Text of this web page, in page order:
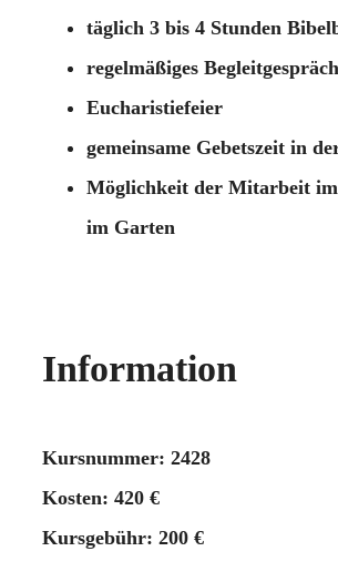
täglich 3 bis 4 Stunden
regelmäßiges Begleitgespräch
Eucharistiefeier
gemeinsame Gebetszeit in
Möglichkeit der Mitarbeit
im Garten
Information
Kursnummer: 2428
Kosten: 420 €
Kursgebühr: 200 €